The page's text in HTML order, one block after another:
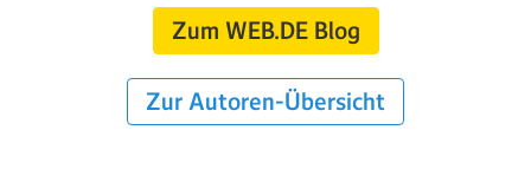
Zum WEB.DE Blog
Zur Autoren-Übersicht